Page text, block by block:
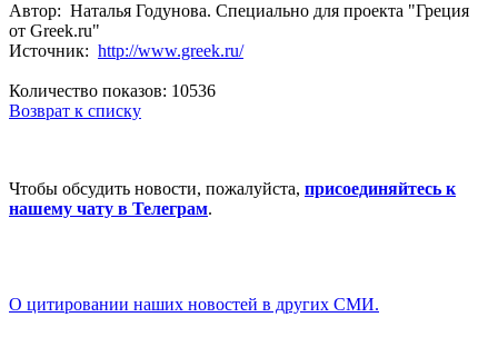
Автор: Наталья Годунова. Специально для проекта "Греция
от Greek.ru"
Источник: http://www.greek.ru/
Количество показов: 10536
Возврат к списку
Чтобы обсудить новости, пожалуйста, присоединяйтесь к
нашему чату в Телеграм.
О цитировании наших новостей в других СМИ.